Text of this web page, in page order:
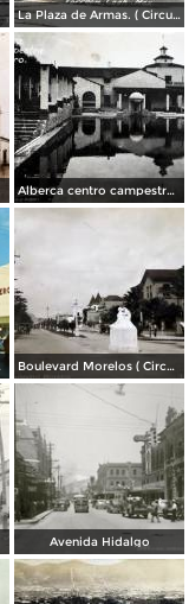
La Plaza de Armas. ( Circulada el 20 de Abril de 1944 ).
Alberca centro campestre lagunero.
Boulevard Morelos ( Circulada el 21 de Enero de 1930 ).
Avenida Hidalgo